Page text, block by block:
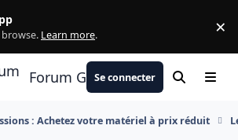
Learn more. ×
Forum G-SkiSe connecter Rechercher
Menu
: Achetez votre matériel à prix réduit